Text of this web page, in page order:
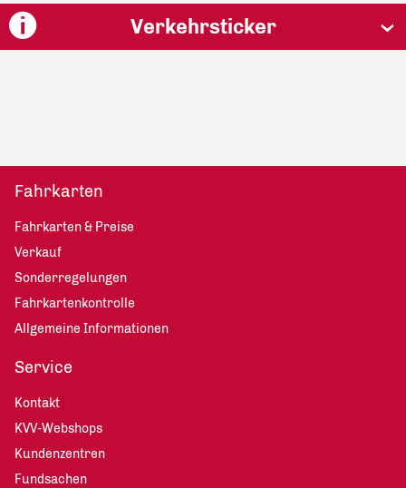
Verkehrsticker
Fahrkarten
Fahrkarten & Preise
Verkauf
Sonderregelungen
Fahrkartenkontrolle
Allgemeine Informationen
Service
Kontakt
KVV-Webshops
Kundenzentren
Fundsachen